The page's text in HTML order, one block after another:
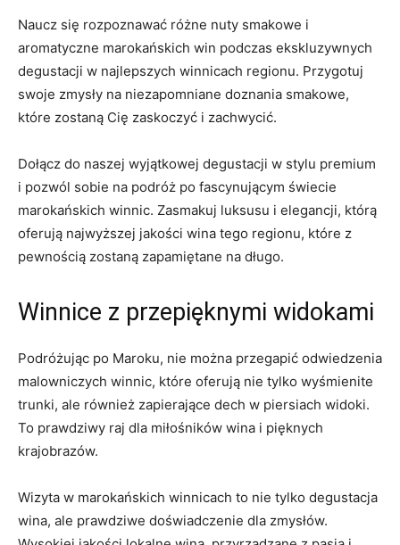
Naucz się rozpoznawać⁢ różne​ nuty smakowe i⁢
aromatyczne marokańskich win podczas ekskluzywnych ​
degustacji w⁢ najlepszych⁢ winnicach regionu.⁤ Przygotuj
swoje ⁤zmysły na niezapomniane⁢ doznania‍ smakowe,
które zostaną⁣ Cię zaskoczyć i zachwycić.
Dołącz do naszej wyjątkowej degustacji w stylu premium
i pozwól ⁤sobie na⁤ podróż‌ po fascynującym świecie
marokańskich winnic. Zasmakuj ⁤luksusu ‌i elegancji, którą
oferują najwyższej ⁤jakości wina tego regionu, które⁣ z​
pewnością zostaną​ zapamiętane na długo.
Winnice z przepięknymi widokami
Podróżując po Maroku, nie można przegapić odwiedzenia
malowniczych ‍winnic,⁣ które oferują‌ nie tylko ⁤wyśmienite
trunki, ale również​ zapierające dech w piersiach widoki.
To prawdziwy raj dla miłośników wina i⁤ pięknych
krajobrazów.
Wizyta w marokańskich winnicach to⁤ nie tylko degustacja
wina, ale prawdziwe doświadczenie dla ⁢zmysłów.